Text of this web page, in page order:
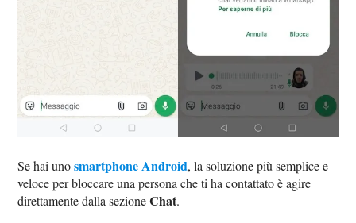
Se hai unosmartphone Android, la soluzione più semplice e
veloce per bloccare una persona che ti ha contattato è agire
direttamente dalla sezioneChat.